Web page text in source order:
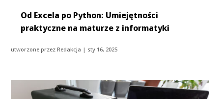
Od Excela po Python: Umiejętności
praktyczne na maturze z informatyki
utworzone przezRedakcja | sty 16, 2025